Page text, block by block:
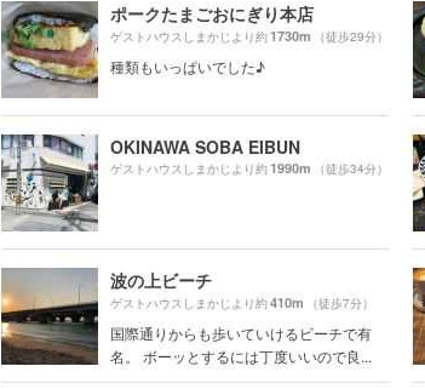
ポークたまごおにぎり本店
ゲストハウスしまかじより約1730m （徒歩29分）
種類もいっぱいでした♪
OKINAWA SOBA EIBUN
ゲストハウスしまかじより約1990m （徒歩34分）
波の上ビーチ
ゲストハウスしまかじより約410m （徒歩7分）
国際通りからも歩いていけるビーチで有
名。 ボーッとするには丁度いいので良...